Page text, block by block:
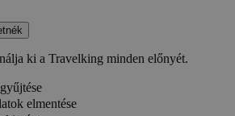
ki a Travelking minden előnyét.
elmentése